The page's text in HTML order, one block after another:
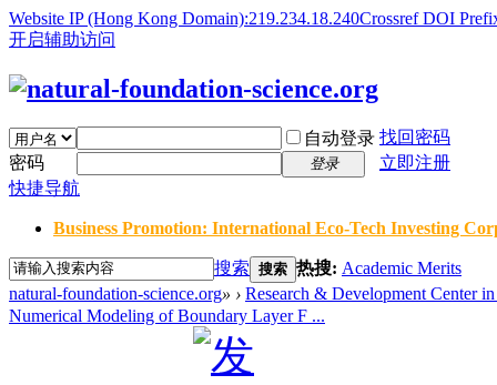
Website IP (Hong Kong Domain):219.234.18.240Crossref DOI
开启辅助访问
自动登录 找回密码
密码
登录
立即注册
快捷导航
Business Promotion: International Eco-Tech Investing
搜索 搜索 热搜: Academic Merits
natural-foundation-science.org» › Research & Development Center
Numerical Modeling of Boundary Layer F ...